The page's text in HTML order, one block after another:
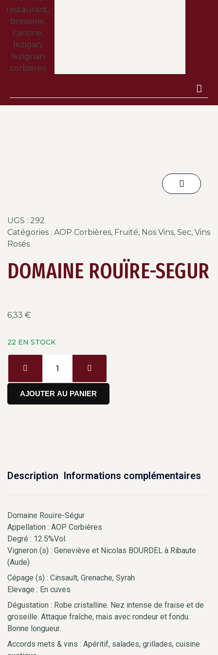
UGS : 292
Catégories : AOP Corbières, Fruité, Nos Vins, Sec, Vins
Rosés
DOMAINE ROUÏRE-SEGUR
6,33 €
22 EN STOCK
AJOUTER AU PANIER
Description Informations complémentaires
Domaine Rouïre-Ségur
Appellation : AOP Corbières
Degré : 12.5%Vol.
Vigneron (s) : Geneviève et Nicolas BOURDEL à Ribaute
(Aude)
Cépage (s) : Cinsault, Grenache, Syrah
Elevage : En cuves
Dégustation : Robe cristalline. Nez intense de fraise et de
groseille. Attaque fraîche, mais avec rondeur et fondu.
Bonne longueur.
Accords mets & vins : Apéritif, salades, grillades, cuisine